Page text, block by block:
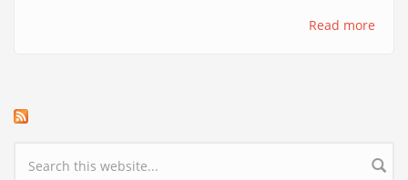
Read more
Search form